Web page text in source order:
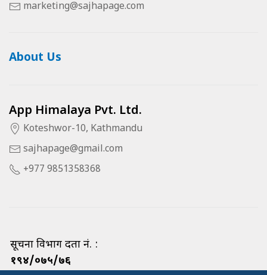
marketing@sajhapage.com
About Us
App Himalaya Pvt. Ltd.
Koteshwor-10, Kathmandu
sajhapage@gmail.com
+977 9851358368
सूचना विभाग दर्ता नं. :
१९४/०७५/७६